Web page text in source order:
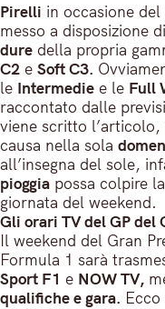
Pirelli in occasione
messo a disposizione
dure della propria
C2 e Soft C3.
le Intermedie e le Full
raccontato dalle
viene scritto l’articolo,
causa nella sola
all’insegna del sole,
pioggia possa colpire
giornata del weekend.
Gli orari TV del GP del
Il weekend del Gran
Formula 1 sarà
Sport F1 e NOW TV,
qualifiche e gara.